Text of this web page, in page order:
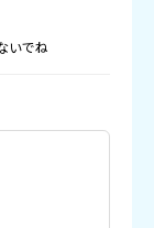
いでね